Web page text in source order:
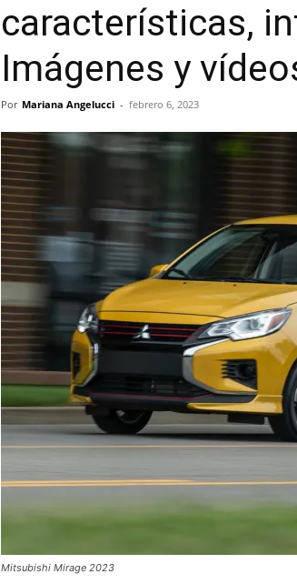
características,
Imágenes y
Por Mariana Angelucci - febrero 6, 2023
Mitsubishi Mirage 2023